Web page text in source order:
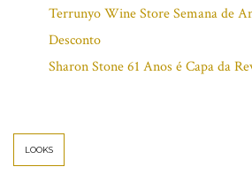
Terrunyo Wine Store Semana de
Desconto
Sharon Stone 61 Anos é Capa da
LOOKS